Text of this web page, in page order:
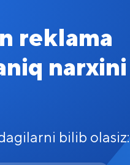
reklama
narxini
bilib olasiz: